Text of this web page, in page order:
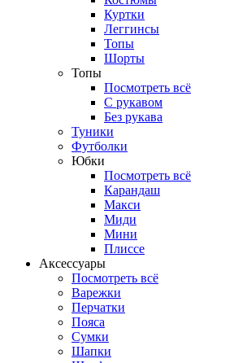
Куртки
Леггинсы
Топы
Шорты
Топы
Посмотреть всё
C рукавом
Без рукава
Туники
Футболки
Юбки
Посмотреть всё
Карандаш
Макси
Миди
Мини
Плиссе
Аксессуары
Посмотреть всё
Варежки
Перчатки
Пояса
Сумки
Шапки